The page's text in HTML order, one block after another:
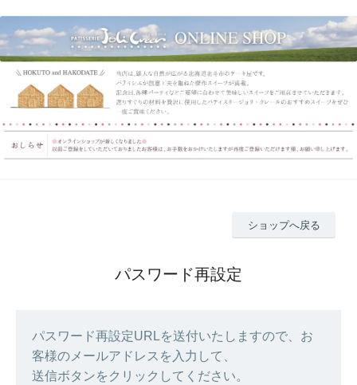
ショップへ戻る
パスワード再設定
パスワード再設定URLを送付いたしますので、お
客様のメールアドレスを入力して、
送信ボタンをクリックしてください。